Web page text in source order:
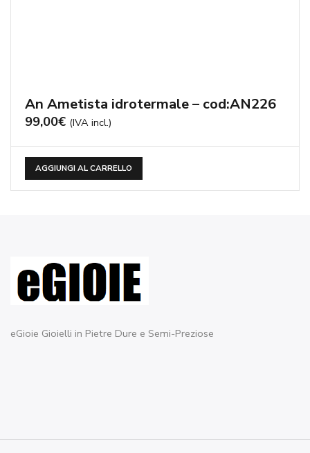
An Ametista idrotermale – cod:AN226
99,00€ (IVA incl.)
AGGIUNGI AL CARRELLO
eGioie Gioielli in Pietre Dure e Semi-Preziose